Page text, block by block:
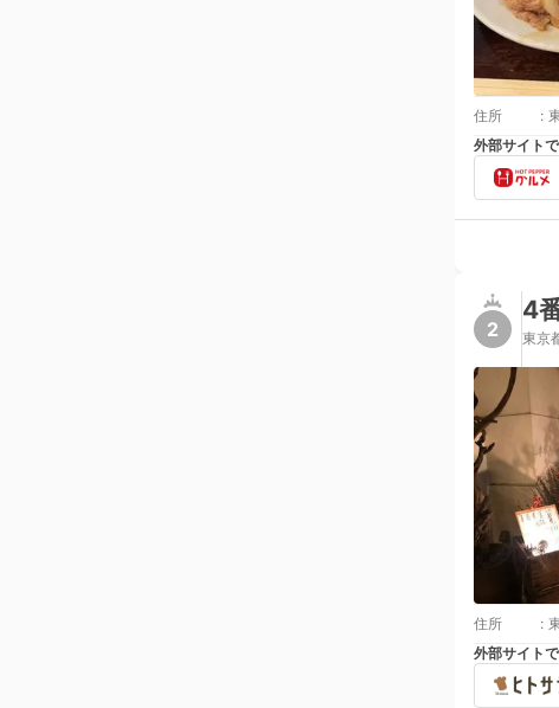
住所 :
外部サイト
2
4
東京
住所 :
外部サイト